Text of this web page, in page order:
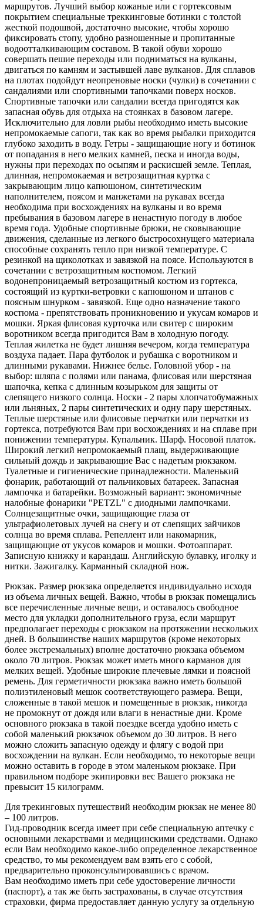
маршрутов. Лучший выбор кожаные или с гортексовым
покрытием специальные треккинговые ботинки с толстой
жесткой подошвой, достаточно высокие, чтобы хорошо
фиксировать стопу, удобно разношенные и пропитанные
водоотталкивающим составом. В такой обуви хорошо
совершать пешие переходы или подниматься на вулканы,
двигаться по камням и застывшей лаве вулканов. Для сплавов
на плотах подойдут неопреновые носки (чулки) в сочетании с
сандалиями или спортивными тапочками поверх носков.
Спортивные тапочки или сандалии всегда пригодятся как
запасная обувь для отдыха на стоянках в базовом лагере.
Исключительно для ловли рыбы необходимо иметь высокие
непромокаемые сапоги, так как во время рыбалки приходится
глубоко заходить в воду. Гетры - защищающие ногу и ботинок
от попадания в него мелких камней, песка и иногда воды,
нужны при переходах по осыпям и раскисшей земле. Теплая,
длинная, непромокаемая и ветрозащитная куртка с
закрывающим лицо капюшоном, синтетическим
наполнителем, поясом и манжетами на рукавах всегда
необходима при восхождениях на вулканы и во время
пребывания в базовом лагере в ненастную погоду в любое
время года. Удобные спортивные брюки, не сковывающие
движения, сделанные из легкого быстросохнущего материала
способные сохранять тепло при низкой температуре. С
резинкой на щиколотках и завязкой на поясе. Используются в
сочетании с ветрозащитным костюмом. Легкий
водонепроницаемый ветрозащитный костюм из гортекса,
состоящий из куртки-ветровки с капюшоном и штанов с
поясным шнурком - завязкой. Еще одно назначение такого
костюма - препятствовать проникновению и укусам комаров и
мошки. Яркая флисовая курточка или свитер с широким
воротником всегда пригодится Вам в холодную погоду.
Теплая жилетка не будет лишняя вечером, когда температура
воздуха падает. Пара футболок и рубашка с воротником и
длинными рукавами. Нижнее белье. Головной убор - на
выбор: шляпа с полями или панама, флисовая или шерстяная
шапочка, кепка с длинным козырьком для защиты от
слепящего низкого солнца. Носки - 2 пары хлопчатобумажных
или льняных, 2 пары синтетических и одну пару шерстяных.
Теплые шерстяные или флисовые перчатки или перчатки из
гортекса, потребуются Вам при восхождениях и на сплаве при
понижении температуры. Купальник. Шарф. Носовой платок.
Широкий легкий непромокаемый плащ, выдерживающие
сильный дождь и закрывающие Вас с надетым рюкзаком.
Туалетные и гигиенические принадлежности. Маленький
фонарик, работающий от пальчиковых батареек. Запасная
лампочка и батарейки. Возможный вариант: экономичные
налобные фонарики "PETZL" с диодными лампочками.
Солнцезащитные очки, защищающие глаза от
ультрафиолетовых лучей на снегу и от слепящих зайчиков
солнца во время сплава. Репеллент или накомарник,
защищающие от укусов комаров и мошки. Фотоаппарат.
Записную книжку и карандаш. Английскую булавку, иголку и
нитки. Зажигалку. Карманный складной нож.
Рюкзак. Размер рюкзака определяется индивидуально исходя
из объема личных вещей. Важно, чтобы в рюкзак помещались
все перечисленные личные вещи, и оставалось свободное
место для укладки дополнительного груза, если маршрут
предполагает переходы с рюкзаком на протяжении нескольких
дней. В большинстве наших маршрутов (кроме некоторых
более экстремальных) вполне достаточно рюкзака объемом
около 70 литров. Рюкзак может иметь много карманов для
мелких вещей. Удобные широкие плечевые лямки и поясной
ремень. Для герметичности рюкзака важно иметь большой
полиэтиленовый мешок соответствующего размера. Вещи,
сложенные в такой мешок и помещенные в рюкзак, никогда
не промокнут от дождя или влаги в ненастные дни. Кроме
основного рюкзака в такой поездке всегда удобно иметь с
собой маленький рюкзачок объемом до 30 литров. В него
можно сложить запасную одежду и флягу с водой при
восхождении на вулкан. Если необходимо, то некоторые вещи
можно оставить в городе в этом маленьком рюкзаке. При
правильном подборе экипировки вес Вашего рюкзака не
превысит 15 килограмм.
Для трекинговых путешествий необходим рюкзак не менее 80
– 100 литров.
Гид-проводник всегда имеет при себе специальную аптечку с
основными лекарствами и медицинскими средствами. Однако
если Вам необходимо какое-либо определенное лекарственное
средство, то мы рекомендуем вам взять его с собой,
предварительно проконсультировавшись с врачом.
Вам необходимо иметь при себе удостоверение личности
(паспорт), а так же быть застрахованы, в случае отсутствия
страховки, фирма предоставляет данную услугу за отдельную